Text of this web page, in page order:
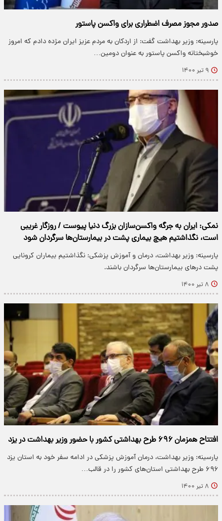
صدور مجوز مصرف اضطراری برای واکسن پاستور
پارسینه: وزیر بهداشت گفت: از اردکان به مردم عزیز ایران مژده دادم که امروز
خوشبختانه واکسن پاستور به عنوان دومین…
۹ تیر ۱۴۰۰
نمکی: ایران به جرگه واکسن‌سازان بزرگ دنیا پیوست / روزگار غریبی
است، نگذاشتیم هیچ بیماری پشت در بیمارستان‌ها سرگردان شود
پارسینه: وزیر بهداشت، درمان و آموزش پزشکی: نگذاشتیم بیماران کرونایی
پشت در‌های بیمارستان‌ها سرگردان باشند.
۸ تیر ۱۴۰۰
افتتاح همزمان ۶۹۶ طرح بهداشتی کشور با حضور وزیر بهداشت در یزد
پارسینه: وزیر بهداشت، درمان آموزش پزشکی در ادامه سفر خود به استان یزد
۶۹۶ طرح بهداشتی استان‌های کشور را در قالب…
۸ تیر ۱۴۰۰